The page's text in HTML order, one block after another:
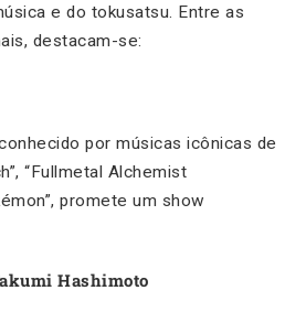
e do tokusatsu. Entre as
destacam-se:
por músicas icônicas de
“Fullmetal Alchemist
promete um show
Hashimoto